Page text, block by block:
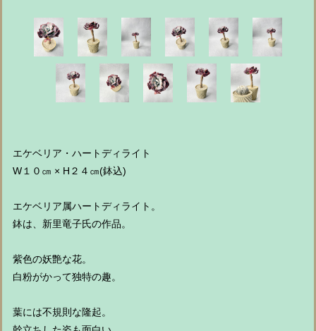
エケベリア・ハートディライト
W１０㎝ × H２４㎝(鉢込)
エケベリア属ハートディライト。
鉢は、新里竜子氏の作品。
紫色の妖艶な花。
白粉がかって独特の趣。
葉には不規則な隆起。